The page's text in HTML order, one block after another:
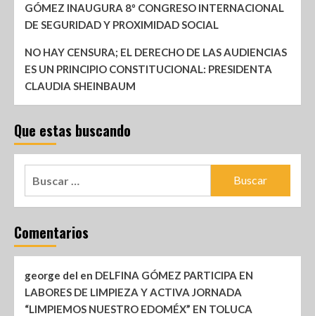
GÓMEZ INAUGURA 8º CONGRESO INTERNACIONAL
DE SEGURIDAD Y PROXIMIDAD SOCIAL
NO HAY CENSURA; EL DERECHO DE LAS AUDIENCIAS
ES UN PRINCIPIO CONSTITUCIONAL: PRESIDENTA
CLAUDIA SHEINBAUM
Que estas buscando
Comentarios
george del en DELFINA GÓMEZ PARTICIPA EN
LABORES DE LIMPIEZA Y ACTIVA JORNADA
“LIMPIEMOS NUESTRO EDOMÉX” EN TOLUCA